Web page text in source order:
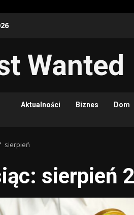
Wanted
Aktualności Biznes Dom
sierpień
sierpień